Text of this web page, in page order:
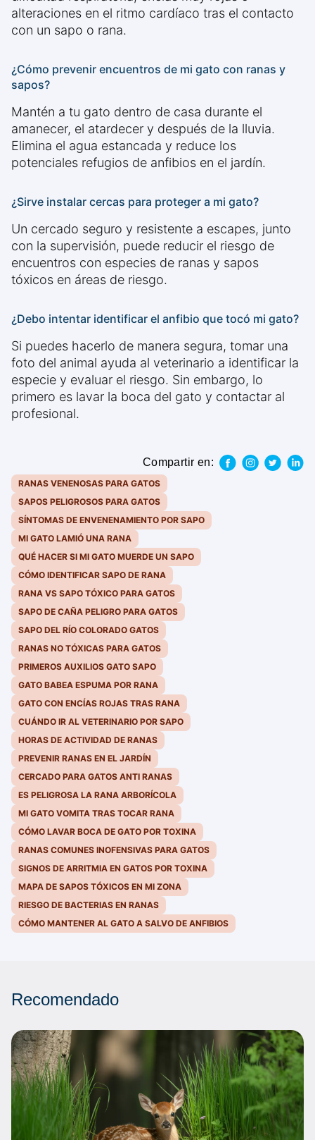
alteraciones en el ritmo cardíaco tras el contacto
con un sapo o rana.
¿Cómo prevenir encuentros de mi gato con ranas y
sapos?
Mantén a tu gato dentro de casa durante el
amanecer, el atardecer y después de la lluvia.
Elimina el agua estancada y reduce los
potenciales refugios de anfibios en el jardín.
¿Sirve instalar cercas para proteger a mi gato?
Un cercado seguro y resistente a escapes, junto
con la supervisión, puede reducir el riesgo de
encuentros con especies de ranas y sapos
tóxicos en áreas de riesgo.
¿Debo intentar identificar el anfibio que tocó mi gato?
Si puedes hacerlo de manera segura, tomar una
foto del animal ayuda al veterinario a identificar la
especie y evaluar el riesgo. Sin embargo, lo
primero es lavar la boca del gato y contactar al
profesional.
Compartir en:
RANAS VENENOSAS PARA GATOS
SAPOS PELIGROSOS PARA GATOS
SÍNTOMAS DE ENVENENAMIENTO POR SAPO
MI GATO LAMIÓ UNA RANA
QUÉ HACER SI MI GATO MUERDE UN SAPO
CÓMO IDENTIFICAR SAPO DE RANA
RANA VS SAPO TÓXICO PARA GATOS
SAPO DE CAÑA PELIGRO PARA GATOS
SAPO DEL RÍO COLORADO GATOS
RANAS NO TÓXICAS PARA GATOS
PRIMEROS AUXILIOS GATO SAPO
GATO BABEA ESPUMA POR RANA
GATO CON ENCÍAS ROJAS TRAS RANA
CUÁNDO IR AL VETERINARIO POR SAPO
HORAS DE ACTIVIDAD DE RANAS
PREVENIR RANAS EN EL JARDÍN
CERCADO PARA GATOS ANTI RANAS
ES PELIGROSA LA RANA ARBORÍCOLA
MI GATO VOMITA TRAS TOCAR RANA
CÓMO LAVAR BOCA DE GATO POR TOXINA
RANAS COMUNES INOFENSIVAS PARA GATOS
SIGNOS DE ARRITMIA EN GATOS POR TOXINA
MAPA DE SAPOS TÓXICOS EN MI ZONA
RIESGO DE BACTERIAS EN RANAS
CÓMO MANTENER AL GATO A SALVO DE ANFIBIOS
Recomendado